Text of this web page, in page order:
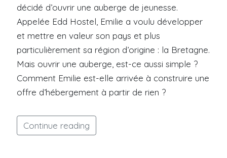
décidé d’ouvrir une auberge de jeunesse.
Appelée Edd Hostel, Emilie a voulu développer
et mettre en valeur son pays et plus
particulièrement sa région d’origine : la Bretagne.
Mais ouvrir une auberge, est-ce aussi simple ?
Comment Emilie est-elle arrivée à construire une
offre d’hébergement à partir de rien ?
Continue reading